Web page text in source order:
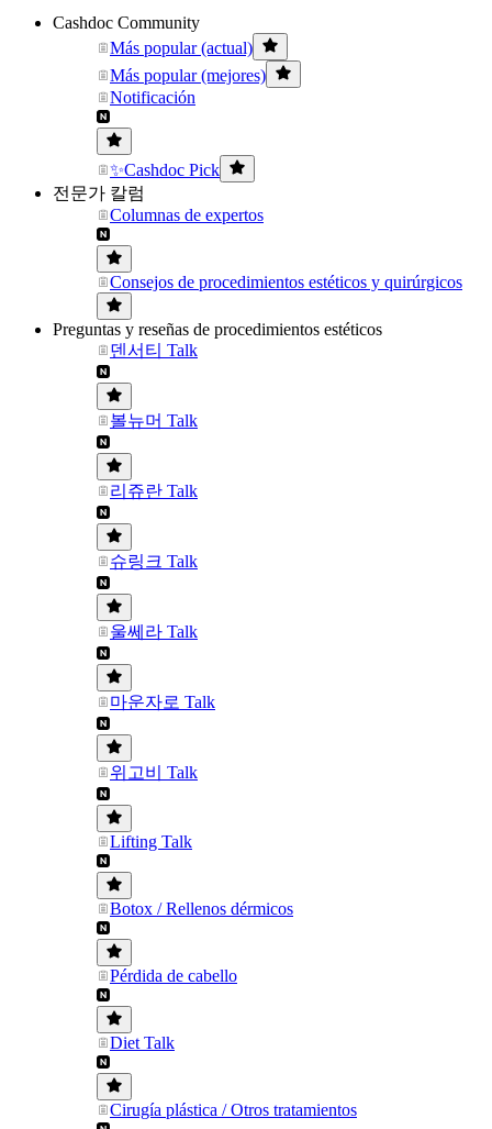
Cashdoc Community
Más popular (actual)
Más popular (mejores)
Notificación
✨Cashdoc Pick
전문가 칼럼
Columnas de expertos
Consejos de procedimientos estéticos y quirúrgicos
Preguntas y reseñas de procedimientos estéticos
덴서티 Talk
볼뉴머 Talk
리쥬란 Talk
슈링크 Talk
울쎄라 Talk
마운자로 Talk
위고비 Talk
Lifting Talk
Botox / Rellenos dérmicos
Pérdida de cabello
Diet Talk
Cirugía plástica / Otros tratamientos